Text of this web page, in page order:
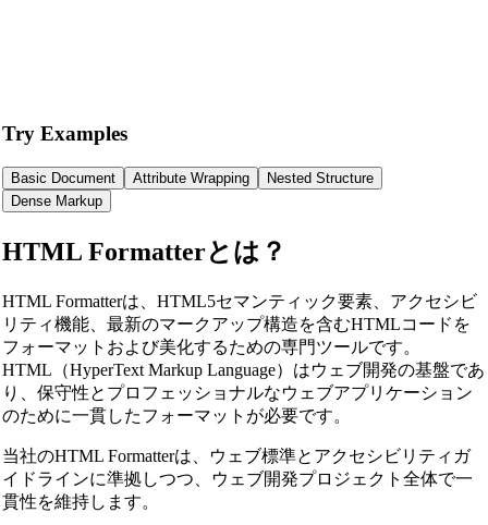
Try Examples
Basic Document Attribute Wrapping
Nested Structure
Dense Markup
HTML Formatterとは？
HTML Formatterは、HTML5セマンティック要素、アクセシビ
リティ機能、最新のマークアップ構造を含むHTMLコードを
フォーマットおよび美化するための専門ツールです。
HTML（HyperText Markup Language）はウェブ開発の基盤であ
り、保守性とプロフェッショナルなウェブアプリケーション
のために一貫したフォーマットが必要です。
当社のHTML Formatterは、ウェブ標準とアクセシビリティガ
イドラインに準拠しつつ、ウェブ開発プロジェクト全体で一
貫性を維持します。